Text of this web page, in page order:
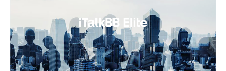
建筑装修